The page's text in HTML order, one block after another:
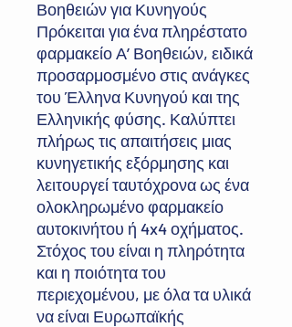
Βοηθειών για Κυνηγούς
Πρόκειται για ένα πληρέστατο
φαρμακείο Α’ Βοηθειών, ειδικά
προσαρμοσμένο στις ανάγκες
του Έλληνα Κυνηγού και της
Ελληνικής φύσης. Καλύπτει
πλήρως τις απαιτήσεις μιας
κυνηγετικής εξόρμησης και
λειτουργεί ταυτόχρονα ως ένα
ολοκληρωμένο φαρμακείο
αυτοκινήτου ή 4x4 οχήματος.
Στόχος του είναι η πληρότητα
και η ποιότητα του
περιεχομένου, με όλα τα υλικά
να είναι Ευρωπαϊκής